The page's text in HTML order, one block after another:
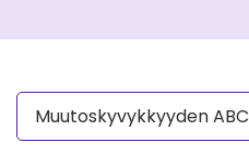
Muutoskyvykkyyden ABC